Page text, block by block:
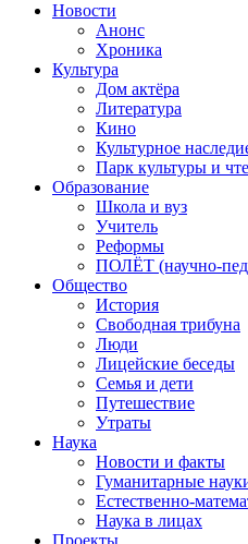
Новости
Анонс
Хроника
Культура
Дом актёра
Литература
Кино
Культурное
Парк культуры и
Образование
Школа и вуз
Учитель
Реформы
ПОЛЁТ (научно-
Общество
История
Свободная трибуна
Люди
Лицейские беседы
Семья и дети
Путешествие
Утраты
Наука
Новости и факты
Гуманитарные
Естественно-
Наука в лицах